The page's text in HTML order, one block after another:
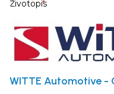
WITTE Automotive -